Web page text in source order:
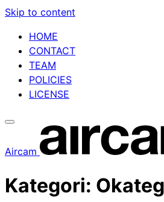
Skip to content
HOME
CONTACT
TEAM
POLICIES
LICENSE
Aircam
Kategori: